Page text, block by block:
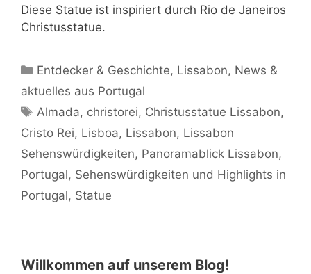
Diese Statue ist inspiriert durch Rio de Janeiros
Christusstatue.
Kategorien
Entdecker & Geschichte, Lissabon, News &
aktuelles aus Portugal
Schlagwörter
Almada, christorei, Christusstatue Lissabon,
Cristo Rei, Lisboa, Lissabon, Lissabon
Sehenswürdigkeiten, Panoramablick Lissabon,
Portugal, Sehenswürdigkeiten und Highlights in
Portugal, Statue
Willkommen auf unserem Blog!